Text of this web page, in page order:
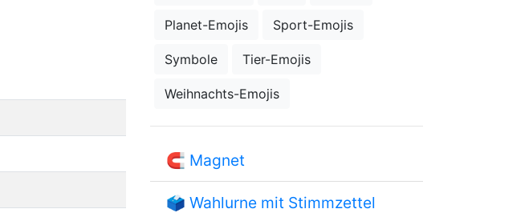
Planet-Emojis Sport-Emojis
Symbole Tier-Emojis
Weihnachts-Emojis
🧲 Magnet
🗳 Wahlurne mit Stimmzettel